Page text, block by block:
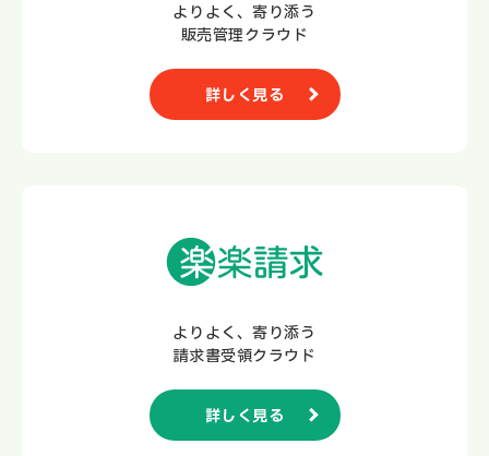
よりよく、寄り添う
販売管理クラウド
詳しく見る
よりよく、寄り添う
請求書受領クラウド
詳しく見る